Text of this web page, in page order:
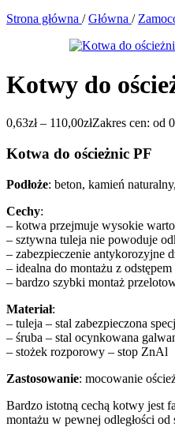
Strona główna / Główna /
Kotwy do
0,63zł – 110,00złZakres cen: od
Kotwa do ościeżnic PF
Podłoże: beton, kamień
Cechy:
– kotwa przejmuje wysokie
– sztywna tuleja nie powoduje
– zabezpieczenie antykorozyjne
– idealna do montażu z
– bardzo szybki montaż
Materiał:
– tuleja – stal zabezpieczona
– śruba – stal ocynkowana
– stożek rozporowy – stop ZnAl
Zastosowanie: mocowanie
Bardzo istotną cechą kotwy jest
montażu w pewnej odległości